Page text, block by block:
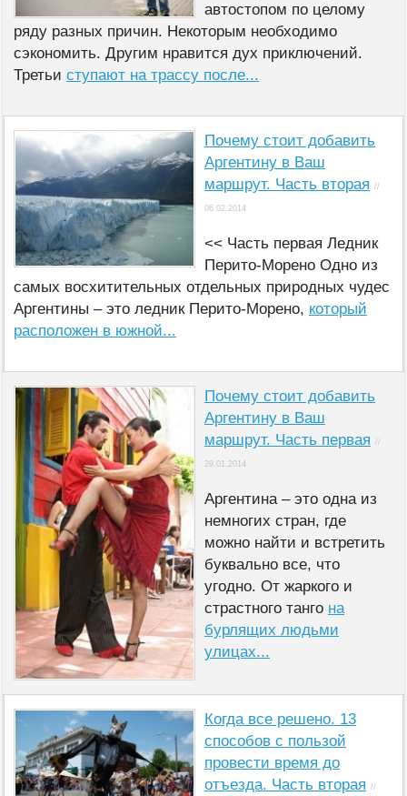
автостопом по целому
ряду разных причин. Некоторым необходимо
сэкономить. Другим нравится дух приключений.
Третьи ступают на трассу после...
Почему стоит добавить
Аргентину в Ваш
маршрут. Часть вторая //
06.02.2014
<< Часть первая Ледник
Перито-Морено Одно из
самых восхитительных отдельных природных чудес
Аргентины – это ледник Перито-Морено, который
расположен в южной...
Почему стоит добавить
Аргентину в Ваш
маршрут. Часть первая //
29.01.2014
Аргентина – это одна из
немногих стран, где
можно найти и встретить
буквально все, что
угодно. От жаркого и
страстного танго на
бурлящих людьми
улицах...
Когда все решено. 13
способов с пользой
провести время до
отъезда. Часть вторая //